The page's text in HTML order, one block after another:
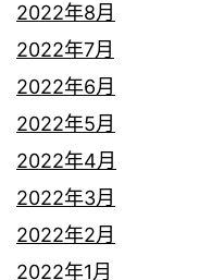
2022年8月
2022年7月
2022年6月
2022年5月
2022年4月
2022年3月
2022年2月
2022年1月